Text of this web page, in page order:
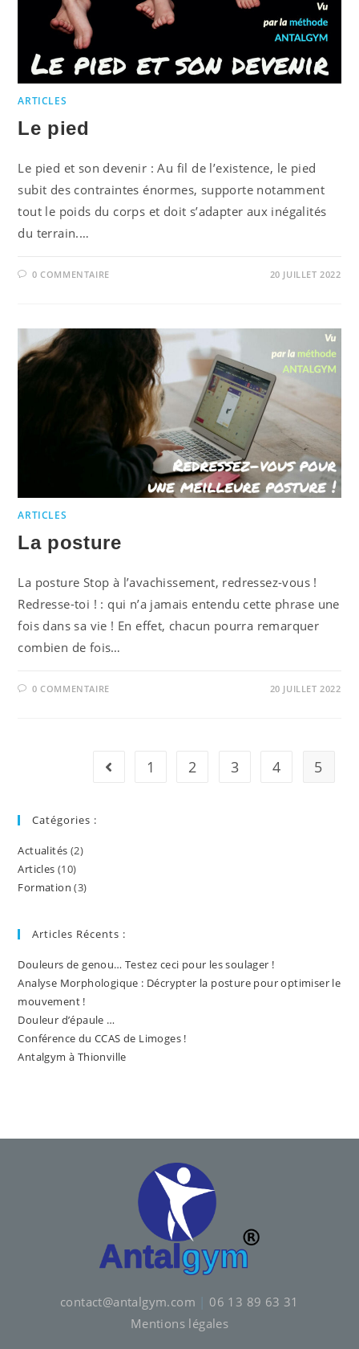
ARTICLES
Le pied
Le pied et son devenir : Au fil de l’existence, le pied
subit des contraintes énormes, supporte notamment
tout le poids du corps et doit s’adapter aux inégalités
du terrain.…
0 COMMENTAIRE 20 JUILLET 2022
ARTICLES
La posture
La posture Stop à l’avachissement, redressez-vous !
Redresse-toi ! : qui n’a jamais entendu cette phrase une
fois dans sa vie ! En effet, chacun pourra remarquer
combien de fois…
0 COMMENTAIRE 20 JUILLET 2022
Go to the previous page
1 2 3 4 5
Catégories :
Actualités (2)
Articles (10)
Formation (3)
Articles Récents :
Douleurs de genou… Testez ceci pour les soulager !
Analyse Morphologique : Décrypter la posture pour optimiser le
mouvement !
Douleur d’épaule …
Conférence du CCAS de Limoges !
Antalgym à Thionville
contact@antalgym.com
06 13 89 63 31
Mentions légales